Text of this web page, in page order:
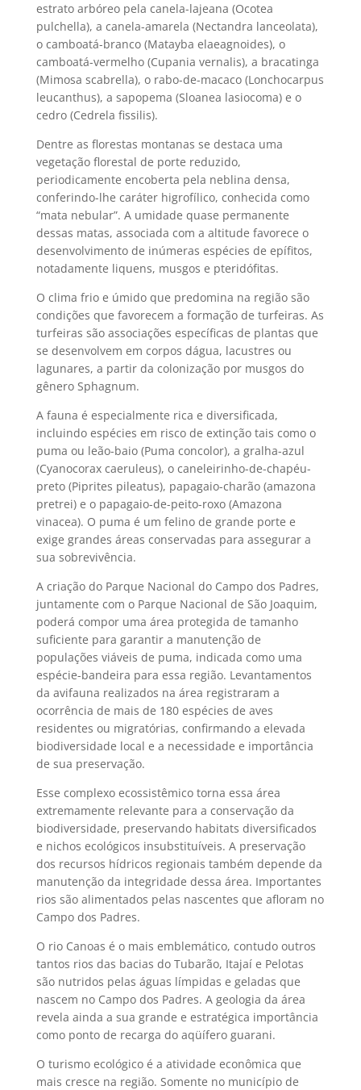
estrato arbóreo pela canela-lajeana (Ocotea
pulchella), a canela-amarela (Nectandra lanceolata),
o camboatá-branco (Matayba elaeagnoides), o
camboatá-vermelho (Cupania vernalis), a bracatinga
(Mimosa scabrella), o rabo-de-macaco (Lonchocarpus
leucanthus), a sapopema (Sloanea lasiocoma) e o
cedro (Cedrela fissilis).
Dentre as florestas montanas se destaca uma
vegetação florestal de porte reduzido,
periodicamente encoberta pela neblina densa,
conferindo-lhe caráter higrofílico, conhecida como
“mata nebular”. A umidade quase permanente
dessas matas, associada com a altitude favorece o
desenvolvimento de inúmeras espécies de epífitos,
notadamente liquens, musgos e pteridófitas.
O clima frio e úmido que predomina na região são
condições que favorecem a formação de turfeiras. As
turfeiras são associações específicas de plantas que
se desenvolvem em corpos dágua, lacustres ou
lagunares, a partir da colonização por musgos do
gênero Sphagnum.
A fauna é especialmente rica e diversificada,
incluindo espécies em risco de extinção tais como o
puma ou leão-baio (Puma concolor), a gralha-azul
(Cyanocorax caeruleus), o caneleirinho-de-chapéu-
preto (Piprites pileatus), papagaio-charão (amazona
pretrei) e o papagaio-de-peito-roxo (Amazona
vinacea). O puma é um felino de grande porte e
exige grandes áreas conservadas para assegurar a
sua sobrevivência.
A criação do Parque Nacional do Campo dos Padres,
juntamente com o Parque Nacional de São Joaquim,
poderá compor uma área protegida de tamanho
suficiente para garantir a manutenção de
populações viáveis de puma, indicada como uma
espécie-bandeira para essa região. Levantamentos
da avifauna realizados na área registraram a
ocorrência de mais de 180 espécies de aves
residentes ou migratórias, confirmando a elevada
biodiversidade local e a necessidade e importância
de sua preservação.
Esse complexo ecossistêmico torna essa área
extremamente relevante para a conservação da
biodiversidade, preservando habitats diversificados
e nichos ecológicos insubstituíveis. A preservação
dos recursos hídricos regionais também depende da
manutenção da integridade dessa área. Importantes
rios são alimentados pelas nascentes que afloram no
Campo dos Padres.
O rio Canoas é o mais emblemático, contudo outros
tantos rios das bacias do Tubarão, Itajaí e Pelotas
são nutridos pelas águas límpidas e geladas que
nascem no Campo dos Padres. A geologia da área
revela ainda a sua grande e estratégica importância
como ponto de recarga do aqüífero guarani.
O turismo ecológico é a atividade econômica que
mais cresce na região. Somente no município de